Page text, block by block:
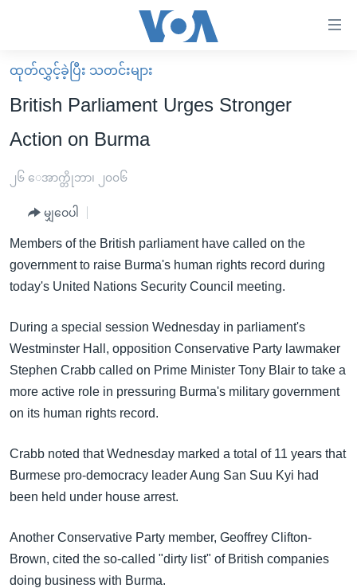
လွယ်ကူ
စေ
သည့်
များ
ကျော်
ကျော်
ကြည့်
ရန်
ရန်
နေရာ
သို့
မူလစာမျက်နှာ
မြန်မာ
ကမ္ဘာ့သတင်းများ
နိုင်ငံတကာ
ဗွီဒီယို
ရပ်ဝန်းတခု လမ်းတခု အလွန်
အမေရိကန်သုံးအီဒီယံ
ရုပ်ရှင်ထဲက အင်္ဂလိပ်စာ
သုတပဒေသာ အင်္ဂလိပ်စာ
အပတ်စဉ်ကဏ္ဍများ
တီဗွီ
ရေဒီယို/တီဗွီအစီအစဉ်
Learning English
ဘာသာစကားများ
ထုတ်လွှင့်ခဲ့ပြီး သတင်းများ
British Parliament Urges Stronger
Action on Burma
၂၆ ေအာက္တိုဘာ၊ ၂၀၀၆
မျှဝေပါ
Members of the British parliament have called on the
government to raise Burma's human rights record during
today's United Nations Security Council meeting.
During a special session Wednesday in parliament's
Westminster Hall, opposition Conservative Party lawmaker
Stephen Crabb called on Prime Minister Tony Blair to take a
more active role in pressuring Burma's military government
on its human rights record.
Crabb noted that Wednesday marked a total of 11 years that
Burmese pro-democracy leader Aung San Suu Kyi had
been held under house arrest.
Another Conservative Party member, Geoffrey Clifton-
Brown, cited the so-called "dirty list" of British companies
doing business with Burma.